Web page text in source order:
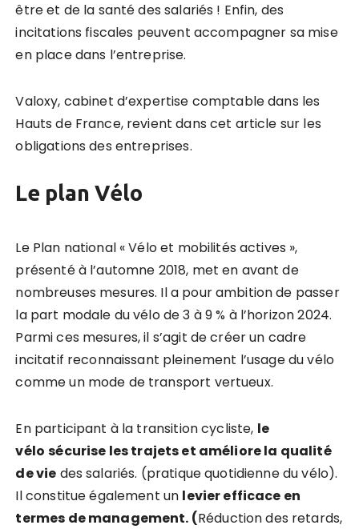
être et de la santé des salariés ! Enfin, des
incitations fiscales peuvent accompagner sa mise
en place dans l’entreprise.
Valoxy, cabinet d’expertise comptable dans les
Hauts de France, revient dans cet article sur les
obligations des entreprises.
Le plan Vélo
Le Plan national « Vélo et mobilités actives »,
présenté à l’automne 2018, met en avant de
nombreuses mesures. Il a pour ambition de passer
la part modale du vélo de 3 à 9 % à l’horizon 2024.
Parmi ces mesures, il s’agit de créer un cadre
incitatif reconnaissant pleinement l’usage du vélo
comme un mode de transport vertueux.
En participant à la transition cycliste, le
vélo sécurise les trajets et améliorela qualité
de vie des salariés. (pratique quotidienne du vélo).
Il constitue également un levier efficace en
termes de management. (Réduction des retards,